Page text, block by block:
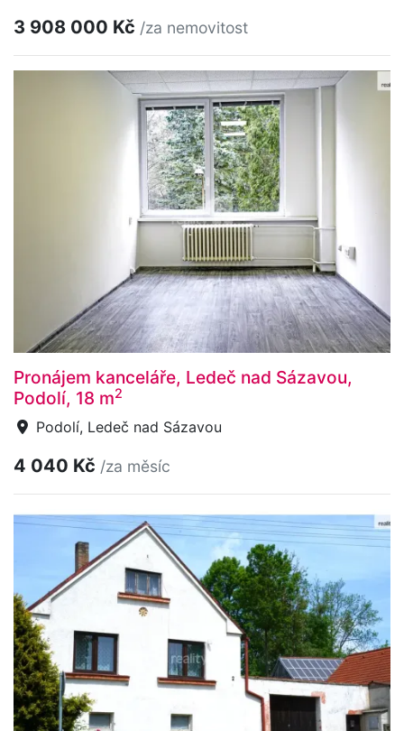
3 908 000 Kč /za nemovitost
Pronájem kanceláře, Ledeč nad Sázavou,
Podolí, 18 m2
Podolí, Ledeč nad Sázavou
4 040 Kč /za měsíc